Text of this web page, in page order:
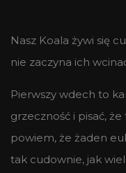
Nasz Koala żywi się
nie zaczyna ich
Pierwszy wdech to
grzeczność i pisać,
powiem, że żaden
tak cudownie, jak